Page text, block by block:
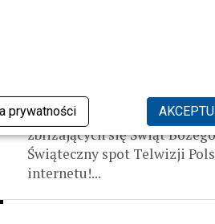
prywatności
Gwiazdy ulubionych seriali
Polskiej we wspólnym
zbliżających się Świąt
Świąteczny spot Telwizji
internetu!...